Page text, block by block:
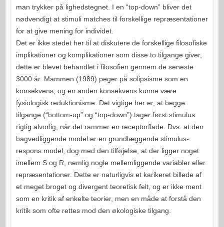
man trykker på lighedstegnet. I en “top-down” bliver det
nødvendigt at stimuli matches til forskellige repræsentationer
for at give mening for individet.
Det er ikke stedet her til at diskutere de forskellige filosofiske
implikationer og komplikationer som disse to tilgange giver,
dette er blevet behandlet i filosofien gennem de seneste
3000 år. Mammen (1989) peger på solipsisme som en
konsekvens, og en anden konsekvens kunne være
fysiologisk reduktionisme. Det vigtige her er, at begge
tilgange (“bottom-up” og “top-down”) tager først stimulus
rigtig alvorlig, når det rammer en receptorflade. Dvs. at den
bagvedliggende model er en grundlæggende stimulus-
respons model, dog med den tilføjelse, at der ligger noget
imellem S og R, nemlig nogle mellemliggende variabler eller
repræsentationer. Dette er naturligvis et karikeret billede af
et meget broget og divergent teoretisk felt, og er ikke ment
som en kritik af enkelte teorier, men en måde at forstå den
kritik som ofte rettes mod den økologiske tilgang.